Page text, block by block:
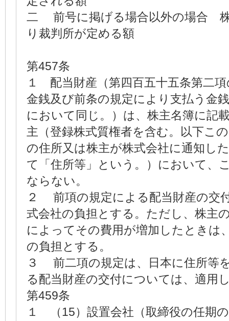
二 前号に掲げる場合以外の場合
り裁判所が定める額
第457条
１ 配当財産（第四百五十五条第二
金銭及び前条の規定により支払う金
において同じ。）は、株主名簿に記
主（登録株式質権者を含む。以下こ
の住所又は株主が株式会社に通知し
て「住所等」という。）において、
ならない。
２ 前項の規定による配当財産の交
式会社の負担とする。ただし、株主
によってその費用が増加したときは
の負担とする。
３ 前二項の規定は、日本に住所等
る配当財産の交付については、適用
第459条
１ （15）設置会社（取締役の任期